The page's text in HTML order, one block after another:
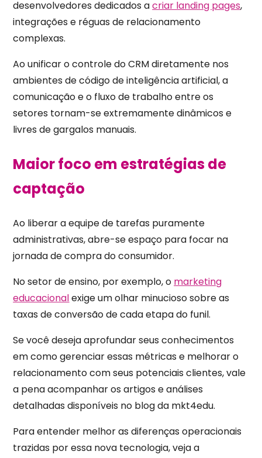
desenvolvedores dedicados acriar landing pages,
integrações e réguas de relacionamento
complexas.
Ao unificar o controle do CRM diretamente nos
ambientes de código de inteligência artificial, a
comunicação e o fluxo de trabalho entre os
setores tornam-se extremamente dinâmicos e
livres de gargalos manuais.
Maior foco em estratégias de
captação
Ao liberar a equipe de tarefas puramente
administrativas, abre-se espaço para focar na
jornada de compra do consumidor.
No setor de ensino, por exemplo, o marketing
educacionalexige um olhar minucioso sobre as
taxas de conversão de cada etapa do funil.
Se você deseja aprofundar seus conhecimentos
em como gerenciar essas métricas e melhorar o
relacionamento com seus potenciais clientes, vale
a pena acompanhar os artigos e análises
detalhadas disponíveis no blog da mkt4edu.
Para entender melhor as diferenças operacionais
trazidas por essa nova tecnologia, veja a